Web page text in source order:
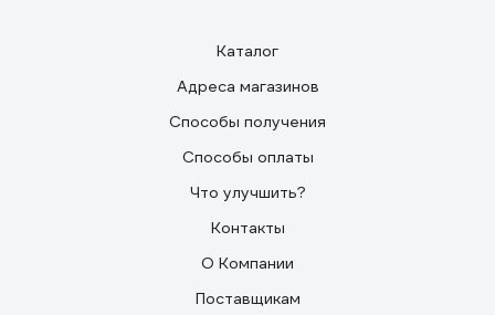
Каталог
Адреса магазинов
Способы получения
Способы оплаты
Что улучшить?
Контакты
О Компании
Поставщикам